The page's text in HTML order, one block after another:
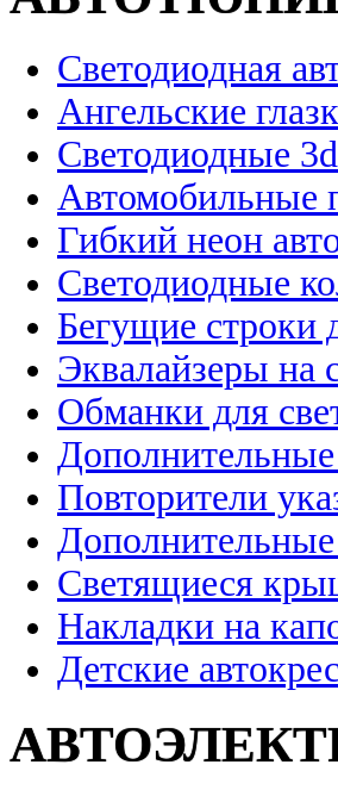
Светодиодная
Ангельские
Светодиодные
Автомобильные
Гибкий неон
Светодиодные
Бегущие строки
Эквалайзеры на
Обманки для
Повторители
Светящиеся
Накладки на
Детские